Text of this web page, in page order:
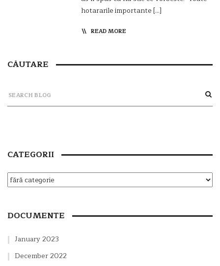
hotararile importante […]
READ MORE
CĂUTARE
CATEGORII
DOCUMENTE
January 2023
December 2022